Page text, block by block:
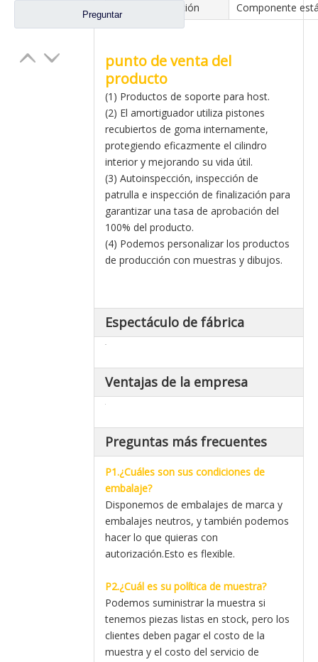
Preguntar
Especificación
Componente
punto de venta del
producto
(1) Productos de soporte para host.
(2) El amortiguador utiliza pistones
recubiertos de goma internamente,
protegiendo eficazmente el cilindro
interior y mejorando su vida útil.
(3) Autoinspección, inspección de
patrulla e inspección de finalización para
garantizar una tasa de aprobación del
100% del producto.
(4) Podemos personalizar los productos
de producción con muestras y dibujos.
Espectáculo de fábrica
Ventajas de la empresa
Preguntas más frecuentes
P1.¿Cuáles son sus condiciones de
embalaje?
Disponemos de embalajes de marca y
embalajes neutros, y también podemos
hacer lo que quieras con
autorización.Esto es flexible.
P2.¿Cuál es su política de muestra?
Podemos suministrar la muestra si
tenemos piezas listas en stock, pero los
clientes deben pagar el costo de la
muestra y el costo del servicio de